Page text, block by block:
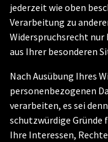
jederzeit wie oben
Verarbeitung zu
Widerspruchsrecht nur
aus Ihrer besonderen
Nach Ausübung Ihres
personenbezogenen
verarbeiten, es sei
schutzwürdige Gründe
Ihre Interessen,